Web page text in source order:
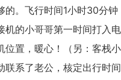
的。飞行时间1小时30分钟
机的小哥哥第一时间打入电
位置，暖心！（另：客栈
联系了老公，核定出行时